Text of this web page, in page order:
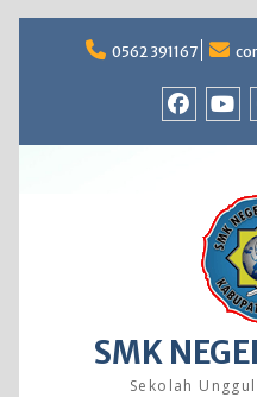
0562 391167
SMK
Sekolah